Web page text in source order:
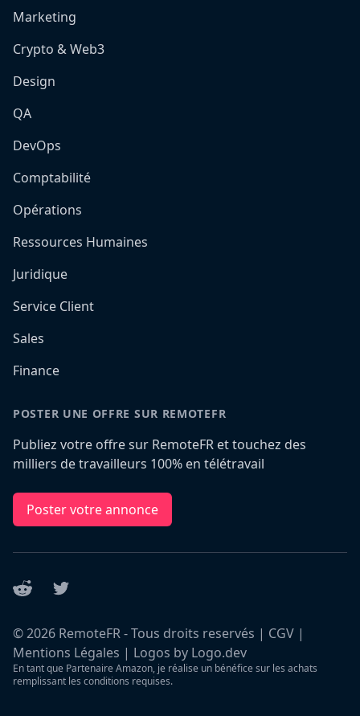
Marketing
Crypto & Web3
Design
QA
DevOps
Comptabilité
Opérations
Ressources Humaines
Juridique
Service Client
Sales
Finance
POSTER UNE OFFRE SUR REMOTEFR
Publiez votre offre sur RemoteFR et touchez des
milliers de travailleurs 100% en télétravail
Poster votre annonce
Reddit Twitter
©2026 RemoteFR - Tous droits reservés | CGV |
Mentions Légales | Logos by Logo.dev
En tant que Partenaire Amazon, je réalise un bénéfice sur les achats
remplissant les conditions requises.